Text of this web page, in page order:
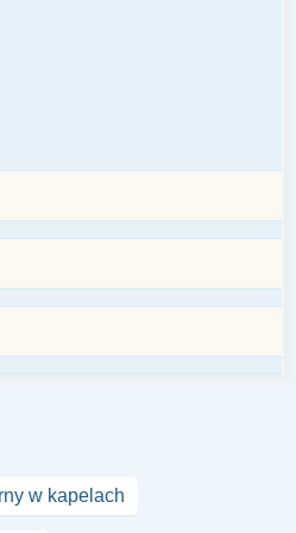
w kapelach